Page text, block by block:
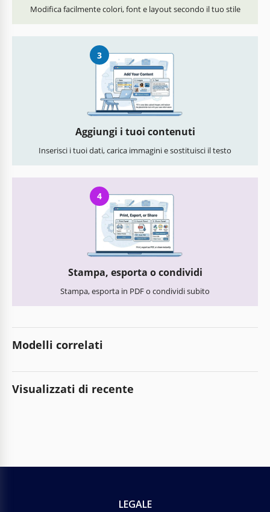
Modifica facilmente colori, font e layout secondo il tuo stile
3
Aggiungi i tuoi contenuti
Inserisci i tuoi dati, carica immagini e sostituisci il testo
4
Stampa, esporta o condividi
Stampa, esporta in PDF o condividi subito
Modelli correlati
Visualizzati di recente
LEGALE